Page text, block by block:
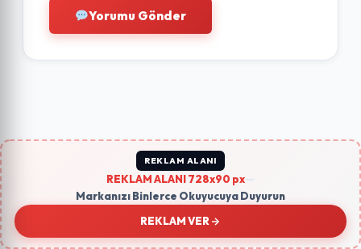
Yorumu Gönder
REKLAM ALANI
REKLAM ALANI 728x90 px
Markanızı Binlerce Okuyucuya Duyurun
REKLAM VER